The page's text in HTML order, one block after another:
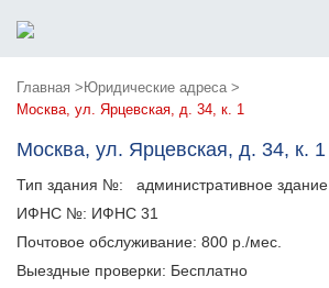
Главная > Юридические адреса >
Москва, ул. Ярцевская, д. 34, к. 1
Москва, ул. Ярцевская, д. 34, к. 1
Тип здания №: административное здание
ИФНС №: ИФНС 31
Почтовое обслуживание: 800 р./мес.
Выездные проверки: Бесплатно